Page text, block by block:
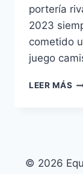
portería
2023
cometido
juego
LEER MÁS
© 2026